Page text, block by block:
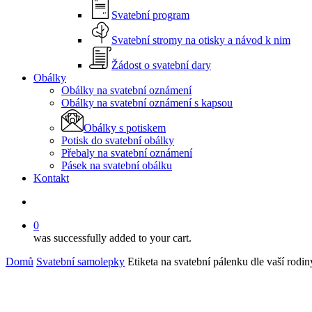
Svatební program
Svatební stromy na otisky a návod k nim
Žádost o svatební dary
Obálky
Obálky na svatební oznámení
Obálky na svatební oznámení s kapsou
Obálky s potiskem
Potisk do svatební obálky
Přebaly na svatební oznámení
Pásek na svatební obálku
Kontakt
0
was successfully added to your cart.
Domů Svatební samolepky Etiketa na svatební pálenku dle vaší